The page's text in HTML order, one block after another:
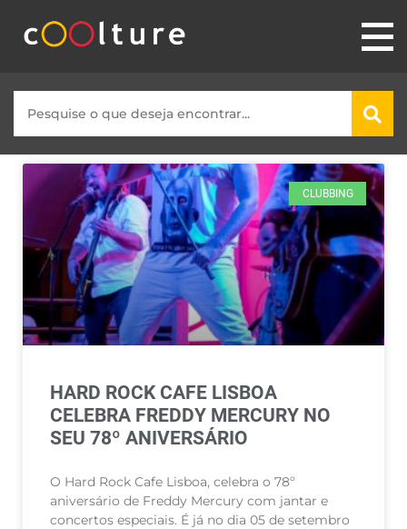
CLUBBING
HARD ROCK CAFE LISBOA
CELEBRA FREDDY MERCURY NO
SEU 78º ANIVERSÁRIO
O Hard Rock Cafe Lisboa, celebra o 78º
aniversário de Freddy Mercury com jantar e
concertos especiais. É já no dia 05 de setembro